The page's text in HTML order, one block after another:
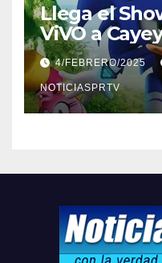
Llega el
ViVO a
Barceloneta
Relojes
compre
4/FEBRERO/2025
NOTICIASPRTV